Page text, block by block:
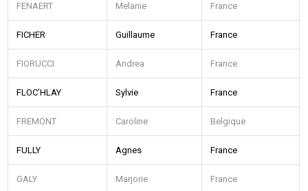
FENAERT Melanie France
FICHER Guillaume France
FIORUCCI Andrea France
FLOC’HLAY Sylvie France
FREMONT Caroline Belgique
FULLY Agnes France
GALY Marjorie France